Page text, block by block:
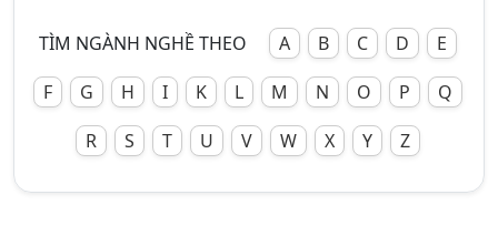
TÌM NGÀNH NGHỀ THEO A B C D
E
F
G H I K L M N O P
Q
R
S T U V W X Y Z